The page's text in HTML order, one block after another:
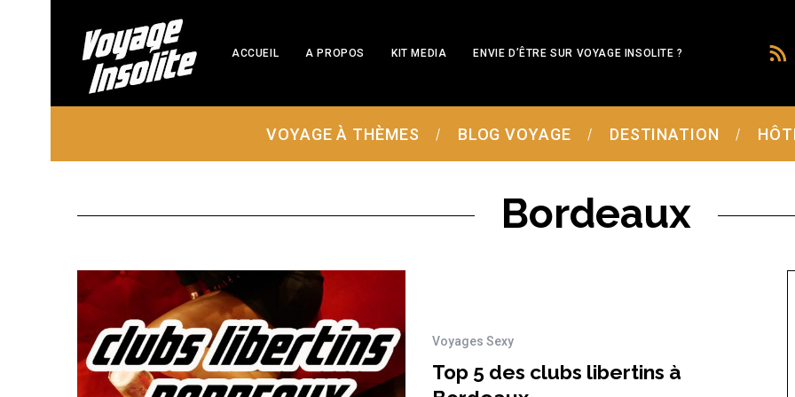
ACCUEIL A PROPOS KIT MEDIA ENVIE D’ÊTRE SUR VOYAGE INSOLITE ?
VOYAGE À THÈMES BLOG VOYAGE DESTINATION
Bordeaux
Voyages Sexy
Top 5 des clubs libertins à